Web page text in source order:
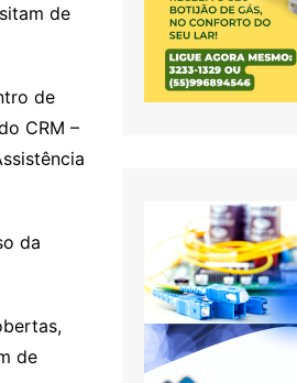
de
de
CRM –
da
de